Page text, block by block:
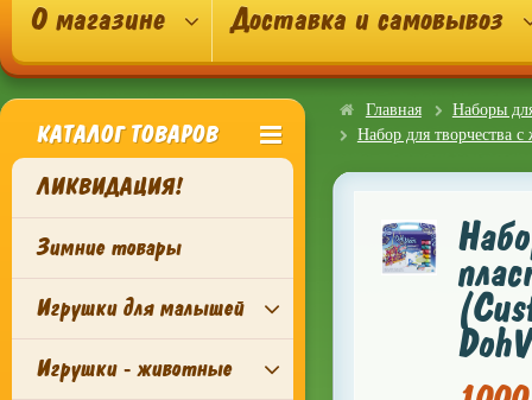
О магазине Доставка и самовывоз
КАТАЛОГ ТОВАРОВ
ЛИКВИДАЦИЯ!
Зимние товары
Игрушки для малышей
Игрушки - животные
Главная
Наборы
Набор для творчества